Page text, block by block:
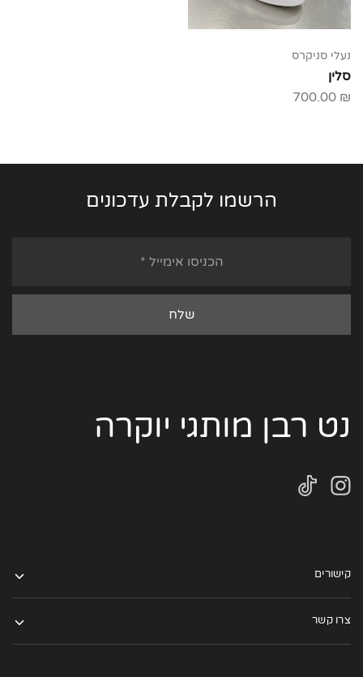
נעלי סניקרס
סלין
700.00 ₪
הרשמו לקבלת עדכונים
נט רבן מותגי יוקרה
קישורים
צרו קשר